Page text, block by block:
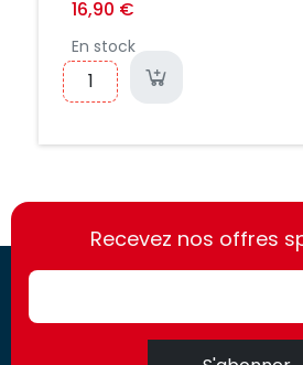
16,90 €
En stock
https://france-
access.fr
https://france-
access.fr
Recevez nos offres